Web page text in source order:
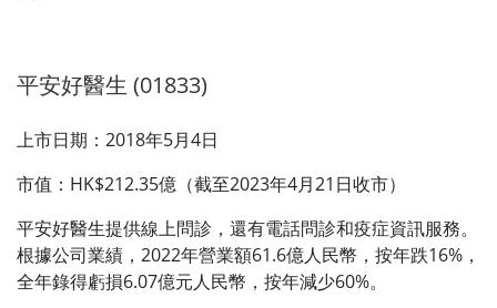
平安好醫生 (01833)
上市日期：2018年5月4日
市值：HK$212.35億（截至2023年4月21日收市）
平安好醫生提供線上問診，還有電話問診和疫症資訊服務。
根據公司業績，2022年營業額61.6億人民幣，按年跌16%，
全年錄得虧損6.07億元人民幣，按年減少60%。